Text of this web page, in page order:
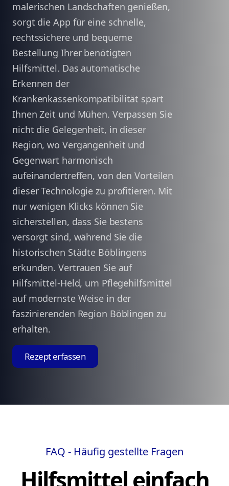
malerischen Landschaften genießen,
sorgt die App für eine schnelle,
rechtssichere und bequeme
Bestellung Ihrer benötigten
Hilfsmittel. Das automatische
Erkennen der
Krankenkassenkompatibilität spart
Ihnen Zeit und Mühen. Verpassen Sie
nicht die Gelegenheit, in dieser
Region, wo Vergangenheit und
Gegenwart harmonisch
aufeinandertreffen, von den Vorteilen
dieser Technologie zu profitieren. Mit
nur wenigen Klicks können Sie
sicherstellen, dass Sie bestens
versorgt sind, während Sie die
historischen Städte Böblingens
erkunden. Vertrauen Sie auf
Hilfsmittel-Held, um Pflegehilfsmittel
auf modernste Weise in der
faszinierenden Region Böblingen zu
erhalten.
Rezept erfassen
FAQ - Häufig gestellte Fragen
Hilfsmittel einfach